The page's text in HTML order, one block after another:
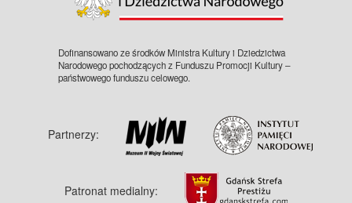
Dofinansowano ze środków Ministra Kultury i Dziedzictwa
Narodowego pochodzących z Funduszu Promocji Kultury –
państwowego funduszu celowego.
Partnerzy:
Patronat medialny: